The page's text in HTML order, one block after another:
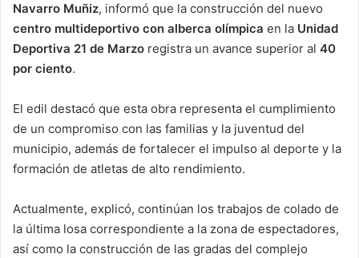
Navarro Muñiz, informó que la construcción del nuevo
centro multideportivo con alberca olímpica en la Unidad
Deportiva 21 de Marzo registra un avance superior al 40
por ciento.
El edil destacó que esta obra representa el cumplimiento
de un compromiso con las familias y la juventud del
municipio, además de fortalecer el impulso al deporte y la
formación de atletas de alto rendimiento.
Actualmente, explicó, continúan los trabajos de colado de
la última losa correspondiente a la zona de espectadores,
así como la construcción de las gradas del complejo